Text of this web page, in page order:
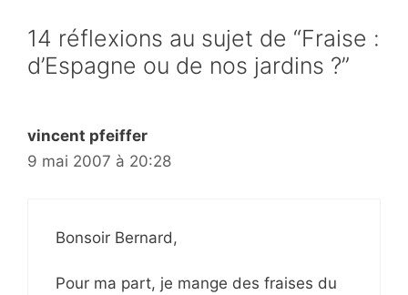
14 réflexions au sujet de “Fraise :
d’Espagne ou de nos jardins ?”
vincent pfeiffer
9 mai 2007 à 20:28
Bonsoir Bernard,
Pour ma part, je mange des fraises du